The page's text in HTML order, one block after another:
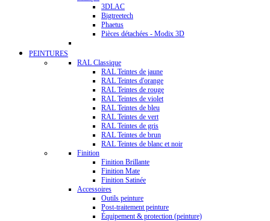
3DLAC
Bigtreetech
Phaetus
Pièces détachées - Modix 3D
PEINTURES
RAL Classique
RAL Teintes de jaune
RAL Teintes d'orange
RAL Teintes de rouge
RAL Teintes de violet
RAL Teintes de bleu
RAL Teintes de vert
RAL Teintes de gris
RAL Teintes de brun
RAL Teintes de blanc et noir
Finition
Finition Brillante
Finition Mate
Finition Satinée
Accessoires
Outils peinture
Post-traitement peinture
Équipement & protection (peinture)